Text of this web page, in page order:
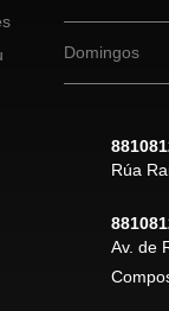
Domingos
Rúa
Av. de